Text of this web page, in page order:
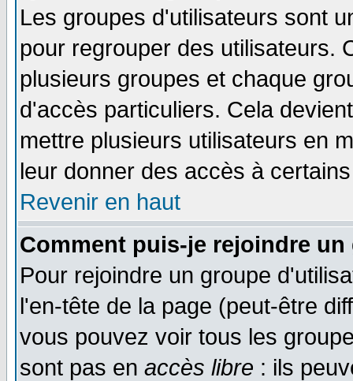
Les groupes d'utilisateurs sont
pour regrouper des utilisateurs.
plusieurs groupes et chaque
d'accès particuliers. Cela
mettre plusieurs utilisateurs en
leur donner des accès à
Revenir en haut
Comment puis-je rejoindre
Pour rejoindre un groupe
l'en-tête de la page (peut-être
vous pouvez voir tous les
sont pas en accès libre : ils